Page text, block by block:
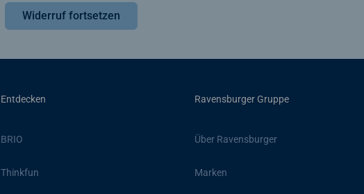
Widerruf fortsetzen
Entdecken
BRIO
Thinkfun
Ravensburger Gruppe
Über Ravensburger
Marken